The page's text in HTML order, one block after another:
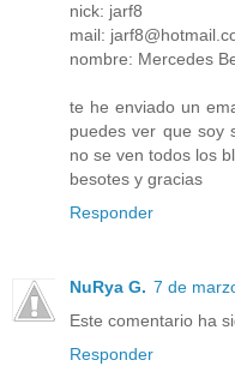
nick: jarf8
mail:
nombre: Mercedes
te he enviado un
puedes ver que soy
no se ven todos los
besotes y gracias
Responder
NuRya G. 7 de
Este comentario ha
Responder